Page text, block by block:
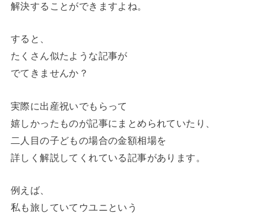
解決することができますよね。
すると、
たくさん似たような記事が
でてきませんか？
実際に出産祝いでもらって
嬉しかったものが記事にまとめられていたり、
二人目の子どもの場合の金額相場を
詳しく解説してくれている記事があります。
例えば、
私も旅していてウユニという